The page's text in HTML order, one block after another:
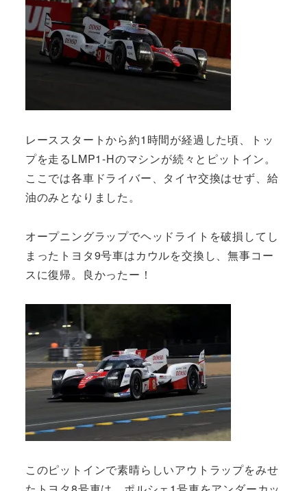
レーススタートから約1時間が経過した頃、トッ
プを走るLMP1-Hのマシンが続々とピットイン。
ここでは各車ドライバー、タイヤ交換はせず、給
油のみとなりました。
オープニングラップでヘッドライトを破損してし
まったトヨタ9号車はカウルを交換し、無事コー
スに復帰。良かったー！
このピットインで素晴らしいアウトラップをみせ